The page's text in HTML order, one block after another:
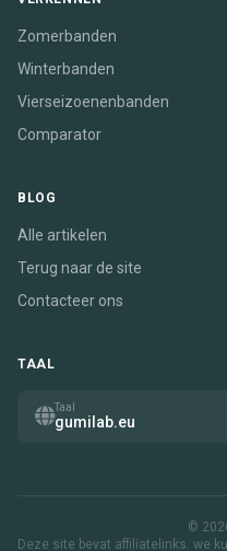
Zomerbanden
Winterbanden
Vierseizoenenbanden
Comparator
BLOG
Alle artikelen
Terug naar de site
Contacteer ons
TAAL
Taal
gumilab.eu
©
Deze site bevat affiliatelinks. we